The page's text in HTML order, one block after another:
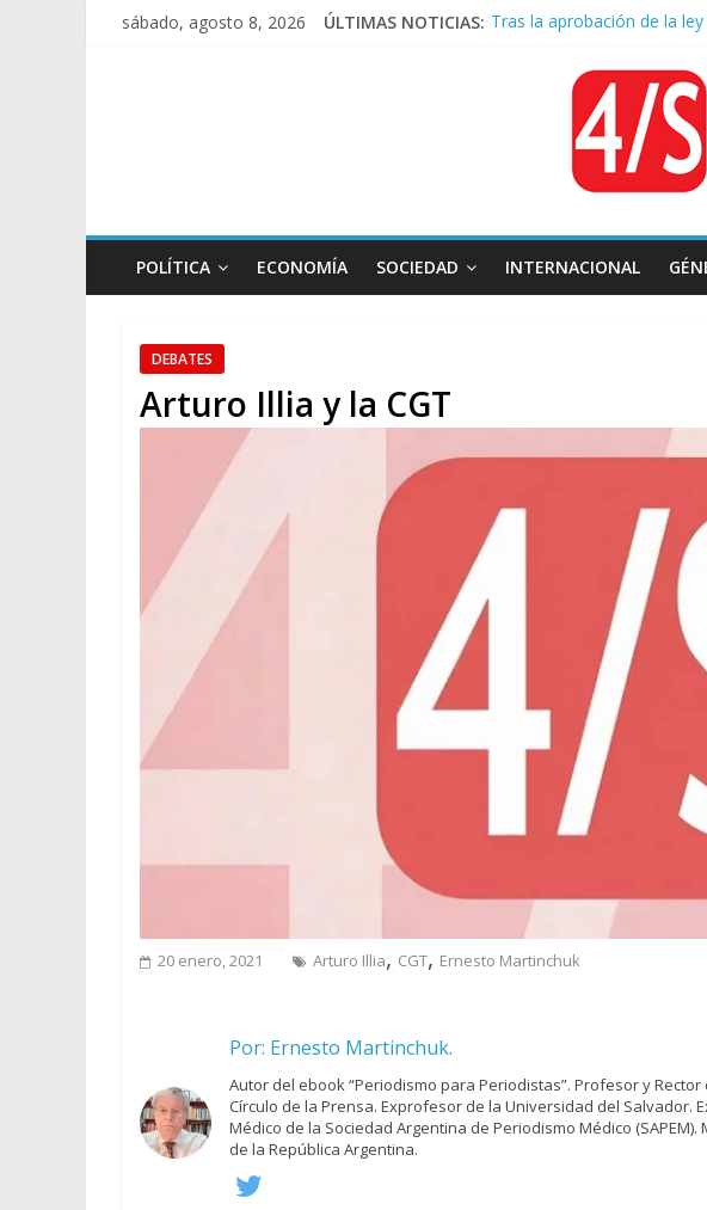
sábado, agosto 8, 2026 ÚLTIMAS NOTICIAS: Tras la aprobación de la
A pocas cuadras de La
Día de San Cayetano:
Pesar por la muerte de
POLÍTICA ECONOMÍA SOCIEDAD INTERNACIONAL
DEBATES
Arturo Illia y la CGT
20 enero, 2021 Arturo Illia, CGT, Ernesto Martinchuk
Por: Ernesto Martinchuk.
Autor del ebook “Periodismo para Periodistas”. Profesor y
Círculo de la Prensa. Exprofesor de la Universidad del Salvador.
Médico de la Sociedad Argentina de Periodismo Médico
de la República Argentina.